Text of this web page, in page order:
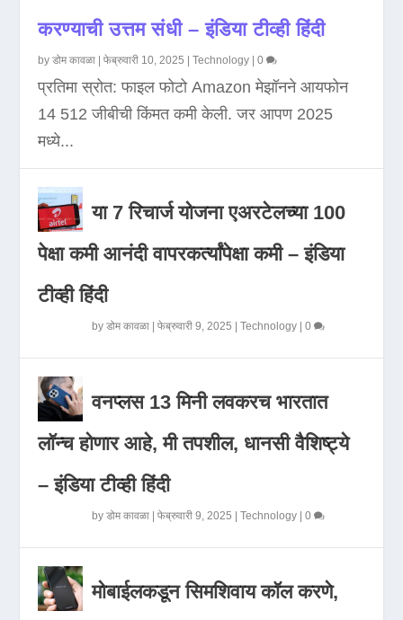
करण्याची उत्तम संधी – इंडिया टीव्ही हिंदी
byडोम कावळा |फेब्रुवारी 10, 2025 |Technology |0
प्रतिमा स्रोत: फाइल फोटो Amazon मेझॉनने आयफोन
14 512 जीबीची किंमत कमी केली. जर आपण 2025
मध्ये...
या 7 रिचार्ज योजना एअरटेलच्या 100
पेक्षा कमी आनंदी वापरकर्त्यांपेक्षा कमी – इंडिया
टीव्ही हिंदी
byडोम कावळा |फेब्रुवारी 9, 2025 |Technology |0
वनप्लस 13 मिनी लवकरच भारतात
लॉन्च होणार आहे, मी तपशील, धानसी वैशिष्ट्ये
– इंडिया टीव्ही हिंदी
byडोम कावळा |फेब्रुवारी 9, 2025 |Technology |0
मोबाईलकडून सिमशिवाय कॉल करणे,